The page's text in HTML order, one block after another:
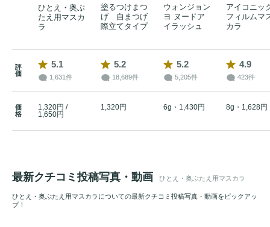
ひとえ・奥ぶ
たえ用マスカ
ラ
塗るつけまつ
げ 自まつげ
際立てタイプ
ウォンジョン
ヨ ヌードア
イラッシュ
アイコニッ
フィルムマ
カラ
評
価
5.1
1,631件
5.2
18,689件
5.2
5,205件
4.9
423件
価
格
1,320円 /
1,650円
1,320円 6g・1,430円 8g・1,628円
最新クチコミ投稿写真・動画 ひとえ・奥ぶたえ用マスカラ
ひとえ・奥ぶたえ用マスカラについての最新クチコミ投稿写真・動画をピックアッ
プ！